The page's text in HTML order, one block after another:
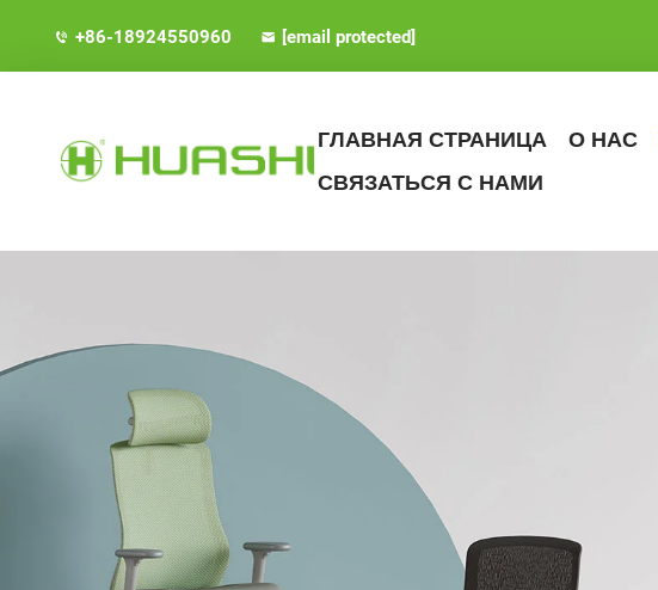
+86-18924550960 [email protected]
ГЛАВНАЯ СТРАНИЦА О НАС
СВЯЗАТЬСЯ С НАМИ